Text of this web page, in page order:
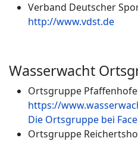
Verband Deutscher
http://www.vdst.de
Wasserwacht
Ortsgruppe
https://
Die Ortsgruppe bei
Ortsgruppe